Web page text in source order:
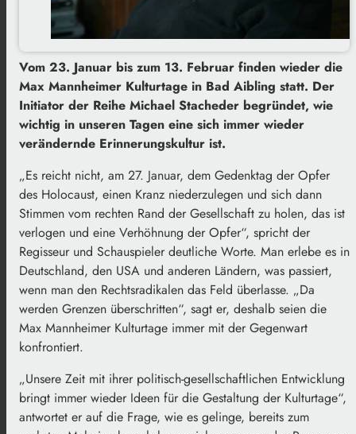
Vom 23. Januar bis zum 13. Februar finden wieder die
Max Mannheimer Kulturtage in Bad Aibling statt. Der
Initiator der Reihe Michael Stacheder begründet, wie
wichtig in unseren Tagen eine sich immer wieder
verändernde Erinnerungskultur ist.
„Es reicht nicht, am 27. Januar, dem Gedenktag der Opfer
des Holocaust, einen Kranz niederzulegen und sich dann
Stimmen vom rechten Rand der Gesellschaft zu holen, das ist
verlogen und eine Verhöhnung der Opfer“, spricht der
Regisseur und Schauspieler deutliche Worte. Man erlebe es in
Deutschland, den USA und anderen Ländern, was passiert,
wenn man den Rechtsradikalen das Feld überlasse. „Da
werden Grenzen überschritten“, sagt er, deshalb seien die
Max Mannheimer Kulturtage immer mit der Gegenwart
konfrontiert.
„Unsere Zeit mit ihrer politisch-gesellschaftlichen Entwicklung
bringt immer wieder Ideen für die Gestaltung der Kulturtage“,
antwortet er auf die Frage, wie es gelinge, bereits zum